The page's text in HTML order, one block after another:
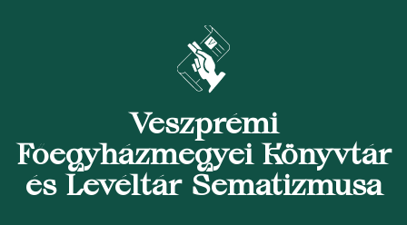
Veszprémi
Főegyházmegyei Könyvtár
és Levéltár Sematizmusa